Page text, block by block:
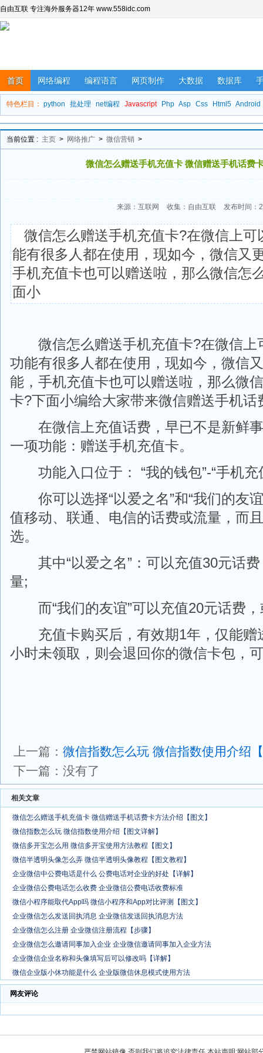
自由互联 专注海外服务器12年 www.558idc.com
首页 网络编程 编程语言 网页制作 大数据 数据库
特色栏目： python 批处理 net编程 Javascript Php Asp Css Html5 Android
当前位置 : 主页 > 网络推广 > 微信营销 >
微信怎么赠送手机充值卡 微信赠送手机话费
来源：互联网 收集：自由互联 发布时间：
微信怎么赠送手机充值卡?在微信上
能有很多人都在使用，现如今，微信又
手机充值卡也可以赠送啦，那么微信怎
面小
微信怎么赠送手机充值卡?在微信上
功能有很多人都在使用，现如今，微信
能，手机充值卡也可以赠送啦，那么微
卡?下面小编给大家带来微信赠送手机
在微信上充值话费，早已不是新鲜事
一项功能：赠送手机充值卡。
功能入口位于： “我的钱包”-“手机充
你可以选择“以爱之名”和“我们的友
值移动、联通、电信的话费或流量，而
选。
其中“以爱之名”：可以充值30元话费
量;
而“我们的友谊”可以充值20元话费，
充值卡购买后，有效期1年，仅能赠
小时未领取，则会退回你的微信卡包，
上一篇：微信指数怎么玩 微信指数使用介绍
下一篇：没有了
相关文章
微信怎么赠送手机充值卡 微信赠送手机话费卡方法介绍【图文】
微信指数怎么玩 微信指数使用介绍【图文详解】
微信多开宝怎么用 微信多开宝使用方法教程【图文】
微信半透明头像怎么弄 微信半透明头像教程【图文教程】
企业微信中公费电话是什么 公费电话对企业的好处【详解】
企业微信公费电话怎么收费 企业微信公费电话收费标准
微信小程序能取代App吗 微信小程序和App对比评测【图文】
企业微信怎么发送回执消息 企业微信发送回执消息方法
企业微信怎么注册 企业微信注册流程【步骤】
企业微信怎么邀请同事加入企业 企业微信邀请同事加入企业方法
企业微信企业名称和头像填写后可以修改吗【详解】
微信企业版小休功能是什么 企业版微信休息模式使用方法
网友评论